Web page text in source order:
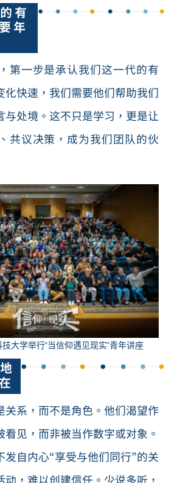
有
年
第一步是承认我们这一代的有
化快速，我们需要他们帮助我们
与处境。这不只是学习，更是让
共议决策，成为我们团队的伙
大学举行“当信仰遇见现实”青年讲座
关系，而不是角色。他们渴望作
看见，而非被当作数字或对象。
发自内心“享受与他们同行”的关